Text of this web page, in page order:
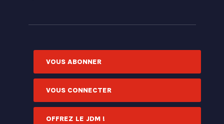
VOUS ABONNER
VOUS CONNECTER
OFFREZ LE JDM !